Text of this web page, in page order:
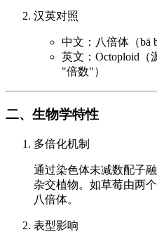
汉英对照
中文：八倍体（bā
英文：Octoploid（
"倍数"）
二、生物学特性
多倍化机制
通过染色体未减数配子
杂交植物。如草莓由两
八倍体。
表型影响